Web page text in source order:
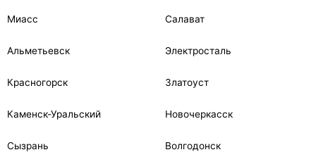
Миасс Салават
Альметьевск Электросталь
Красногорск Златоуст
Каменск-Уральский Новочеркасск
Сызрань Волгодонск